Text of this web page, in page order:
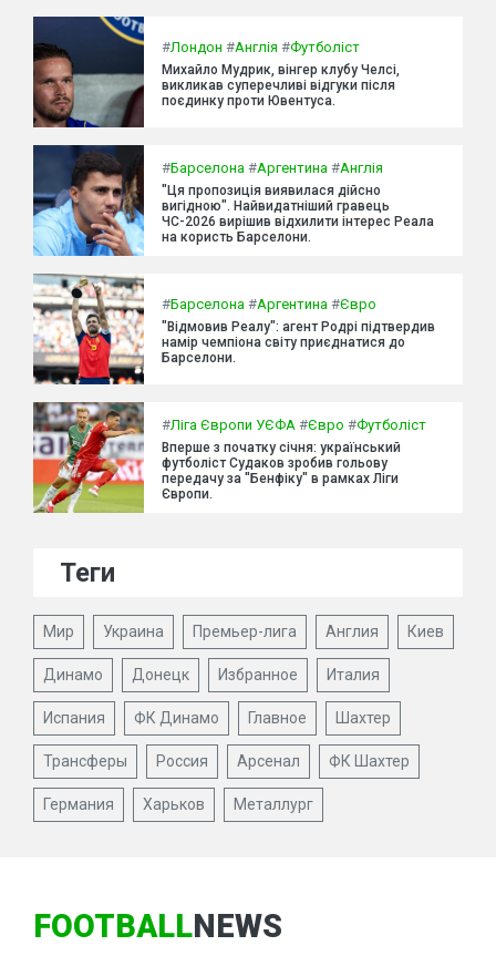
#Лондон #Англія #Футболіст
Михайло Мудрик, вінгер клубу Челсі,
викликав суперечливі відгуки після
поєдинку проти Ювентуса.
#Барселона #Аргентина #Англія
"Ця пропозиція виявилася дійсно
вигідною". Найвидатніший гравець
ЧС-2026 вирішив відхилити інтерес Реала
на користь Барселони.
#Барселона #Аргентина #Євро
"Відмовив Реалу": агент Родрі підтвердив
намір чемпіона світу приєднатися до
Барселони.
#Ліга Європи УЄФА #Євро #Футболіст
Вперше з початку січня: український
футболіст Судаков зробив гольову
передачу за "Бенфіку" в рамках Ліги
Європи.
Теги
Мир Украина Премьер-лига Англия Киев
Динамо Донецк Избранное Италия
Испания ФК Динамо Главное Шахтер
Трансферы Россия Арсенал ФК Шахтер
Германия Харьков Металлург
FOOTBALLNEWS